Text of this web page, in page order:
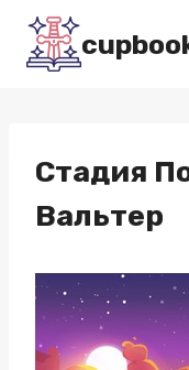
Перейти
содержимому
Стадия
Вальтер